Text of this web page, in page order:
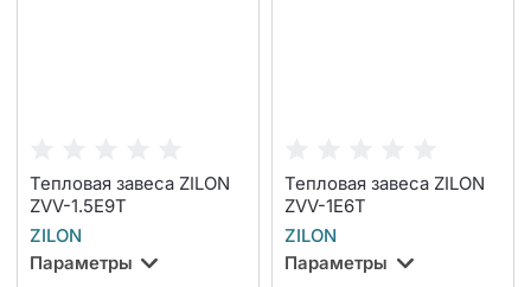
Тепловая завеса ZILON
ZVV-1.5Е9T
ZILON
Параметры
Тепловая завеса ZILON
ZVV-1Е6T
ZILON
Параметры